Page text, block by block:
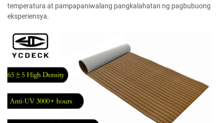
temperatura at pampapaniwalang pangkalahatan ng pagbubuong
eksperiensya.